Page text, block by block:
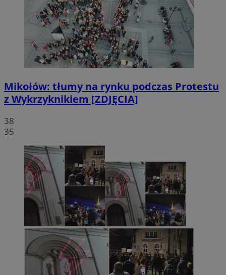
Mikołów: tłumy na rynku podczas Protestu
z Wykrzyknikiem [ZDJĘCIA]
38
35